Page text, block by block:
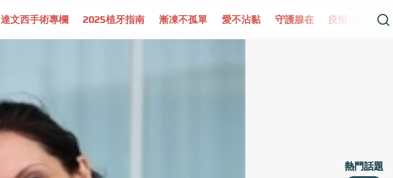
達文西手術專欄 2025植牙指南 漸凍不孤單 愛不沾黏 守護腺在 疫情保衛戰
熱門話題
熱門話題